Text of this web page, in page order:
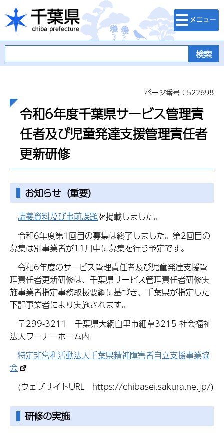
千葉県
検索・メニュ
ー
ページ番号：522698
令和6年度千葉県サービス管理責
任者及び児童発達支援管理責任者
更新研修
お知らせ（重要）
講義資料及び事前課題を掲載しました。
令和6年度第1回目の募集は終了しました。第2回目の
募集は別事業者が11月中に募集を行う予定です。
令和6年度のサービス管理責任者及び児童発達支援管
理責任者更新研修は、千葉県サービス管理責任者研修実
施事業者指定事務取扱要綱に基づき、千葉県が指定した
下記事業者により実施されます。
〒299-3211 千葉県大網白里市細草3215 社会福祉
法人ワーナーホーム内
特定非営利活動法人千葉県精神障害者自立支援事業協
会
(ウェブサイトURL https://chibasei.sakura.ne.jp/)
研修の実施